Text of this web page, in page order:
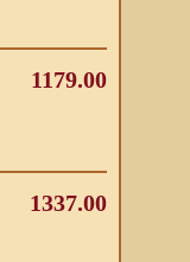
1179.00
1337.00